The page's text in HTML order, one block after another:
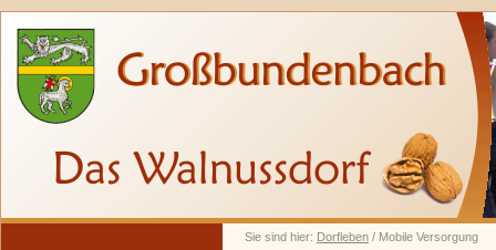
Sie sind hier: Dorfleben / Mobile Versorgung